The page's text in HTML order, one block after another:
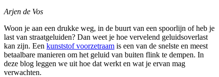
Arjen de Vos
Woon je aan een drukke weg, in de buurt van een spoorlijn of heb je
last van straatgeluiden? Dan weet je hoe vervelend geluidsoverlast
kan zijn. Een kunststof voorzetraam is een van de snelste en meest
betaalbare manieren om het geluid van buiten flink te dempen. In
deze blog leggen we uit hoe dat werkt en wat je ervan mag
verwachten.